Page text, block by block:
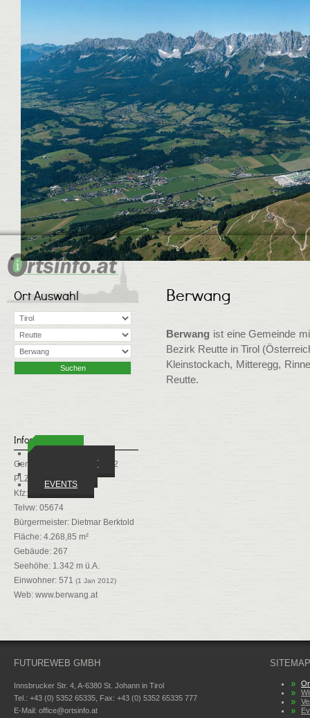
WIRTSCHAFT
EVENTS
Ort Auswahl
Infos
Gemeindekennziffer: 70802
PLZ: 6622
Kfz: RE
Telvw: 05674
Bürgermeister: Dietmar Berktold
Fläche: 4.268,85 m²
Gebäude: 267
Seehöhe: 1.342 m ü.A.
Einwohner: 571 (1 Jan 2012)
Web: www.berwang.at
Berwang
Berwang ist eine Gemeinde
Bezirk Reutte in Tirol
Kleinstockach, Mitteregg,
Reutte.
FUTUREWEB GMBH
Innsbrucker Str. 4, A-6380 St. Johann in Tirol
Tel.: +43 (0) 5352 65335, Fax: +43 (0) 5352 65335 777
E-Mail: office@ortsinfo.at
SITEMAP